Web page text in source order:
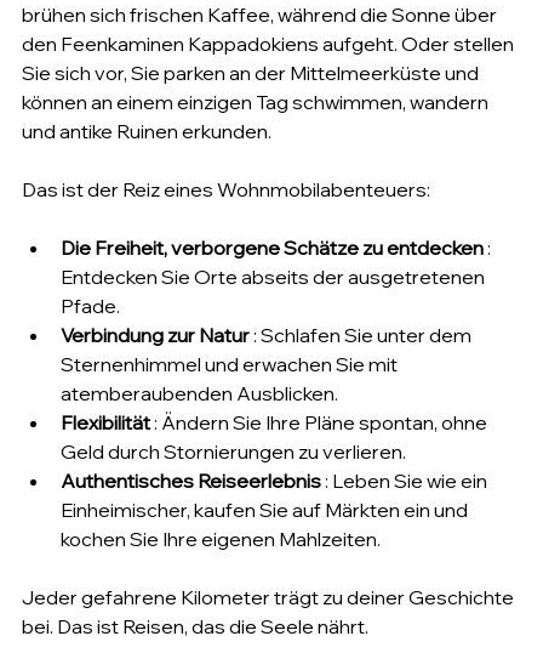
brühen sich frischen Kaffee, während die Sonne über
den Feenkaminen Kappadokiens aufgeht. Oder stellen
Sie sich vor, Sie parken an der Mittelmeerküste und
können an einem einzigen Tag schwimmen, wandern
und antike Ruinen erkunden.
Das ist der Reiz eines Wohnmobilabenteuers:
Die Freiheit, verborgene Schätze zu entdecken :
Entdecken Sie Orte abseits der ausgetretenen
Pfade.
Verbindung zur Natur : Schlafen Sie unter dem
Sternenhimmel und erwachen Sie mit
atemberaubenden Ausblicken.
Flexibilität : Ändern Sie Ihre Pläne spontan, ohne
Geld durch Stornierungen zu verlieren.
Authentisches Reiseerlebnis : Leben Sie wie ein
Einheimischer, kaufen Sie auf Märkten ein und
kochen Sie Ihre eigenen Mahlzeiten.
Jeder gefahrene Kilometer trägt zu deiner Geschichte
bei. Das ist Reisen, das die Seele nährt.